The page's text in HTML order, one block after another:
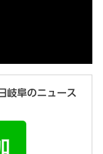
岐阜のニュース